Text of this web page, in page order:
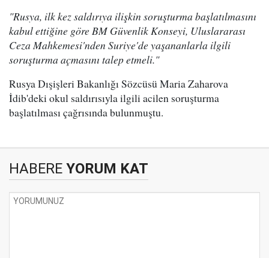
"Rusya, ilk kez saldırıya ilişkin soruşturma başlatılmasını
kabul ettiğine göre BM Güvenlik Konseyi, Uluslararası
Ceza Mahkemesi'nden Suriye'de yaşananlarla ilgili
soruşturma açmasını talep etmeli."
Rusya Dışişleri Bakanlığı Sözcüsü Maria Zaharova
İdib'deki okul saldırısıyla ilgili acilen soruşturma
başlatılması çağrısında bulunmuştu.
HABERE YORUM KAT